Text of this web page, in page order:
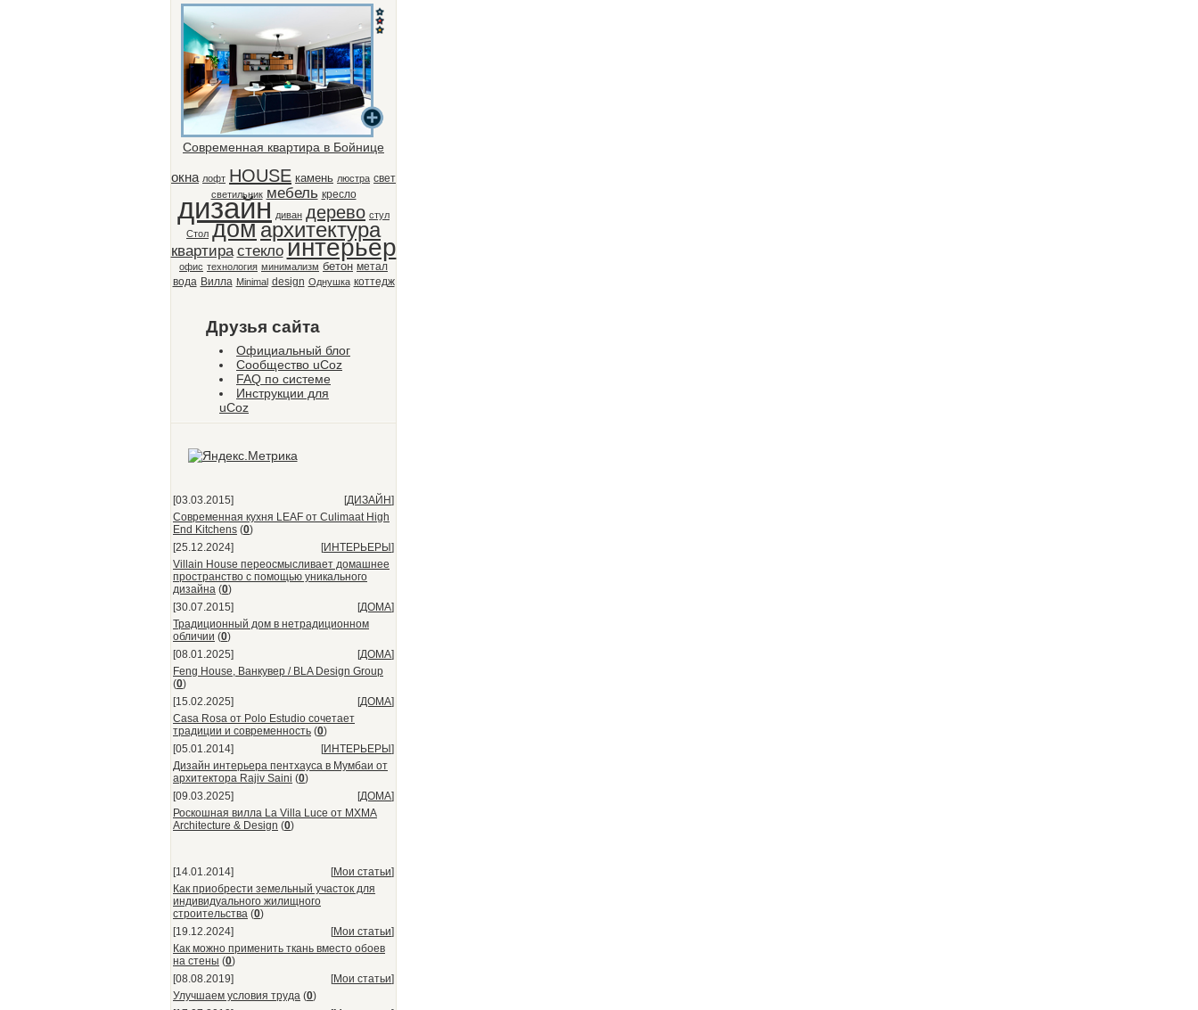
Современная квартира в Бойнице
окна лофт HOUSE камень люстра свет
светильник мебель кресло
дизайн диван дерево стул
Стол домархитектура
квартира стекло интерьер
офис технология минимализм бетон метал
вода Вилла Minimal design Однушка коттедж
Друзья сайта
Официальный блог
Сообщество uCoz
FAQ по системе
Инструкции для
uCoz
[03.03.2015] [ДИЗАЙН]
Современная кухня LEAF от Culimaat High
End Kitchens (0)
[25.12.2024]
[ИНТЕРЬЕРЫ ]
Villain House переосмысливает домашнее
пространство с помощью уникального
дизайна (0)
[30.07.2015]
[ДОМА]
Традиционный дом в нетрадиционном
обличии (0)
[08.01.2025]
[ДОМА]
Feng House, Ванкувер / BLA Design Group
(0)
[15.02.2025]
[ДОМА]
Casa Rosa от Polo Estudio сочетает
традиции и современность (0)
[05.01.2014]
[ИНТЕРЬЕРЫ ]
Дизайн интерьера пентхауса в Мумбаи от
архитектора Rajiv Saini (0)
[09.03.2025]
[ДОМА]
Роскошная вилла La Villa Luce от MXMA
Architecture & Design (0)
[14.01.2014] [Мои статьи]
Как приобрести земельный участок для
индивидуального жилищного
строительства (0)
[19.12.2024]
[Мои статьи]
Как можно применить ткань вместо обоев
на стены (0)
[08.08.2019]
[Мои статьи]
Улучшаем условия труда (0)